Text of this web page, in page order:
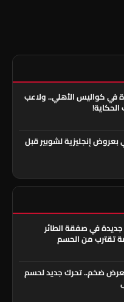
في كواليس الأهلي.. ولاعب
بعروض إنجليزية لشوبير قبل
في صفقة الطائر
تقترب من الحسم
بعرض ضخم.. تحرك جديد لحسم